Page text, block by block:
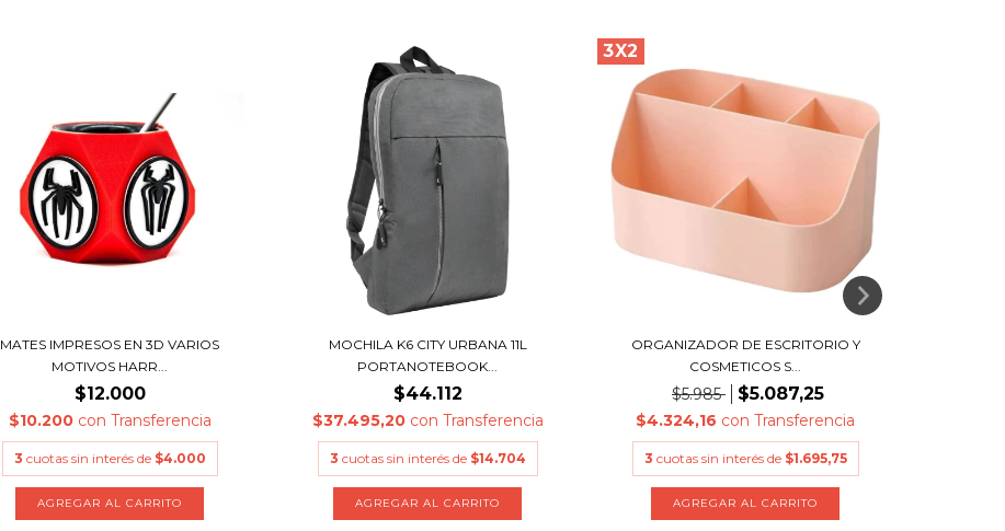
MATES IMPRESOS EN 3D VARIOS
MOTIVOS HARR...
$12.000
$10.200 con Transferencia
3 cuotas sin interés de $4.000
AGREGAR AL CARRITO
MOCHILA K6 CITY URBANA 11L
PORTANOTEBOOK...
$44.112
$37.495,20 con Transferencia
3 cuotas sin interés de $14.704
AGREGAR AL CARRITO
3X2
ORGANIZADOR DE ESCRITORIO Y
COSMETICOS S...
$5.985 $5.087,25
$4.324,16 con Transferencia
3 cuotas sin interés de $1.695,75
AGREGAR AL CARRITO